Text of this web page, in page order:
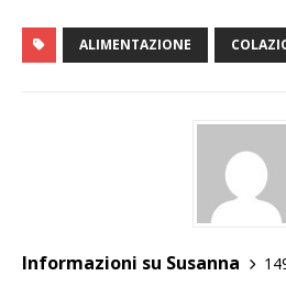
ALIMENTAZIONE
Informazioni su Susanna